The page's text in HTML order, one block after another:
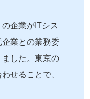
企業がITシス
業との業務委
した。東京の
せることで、